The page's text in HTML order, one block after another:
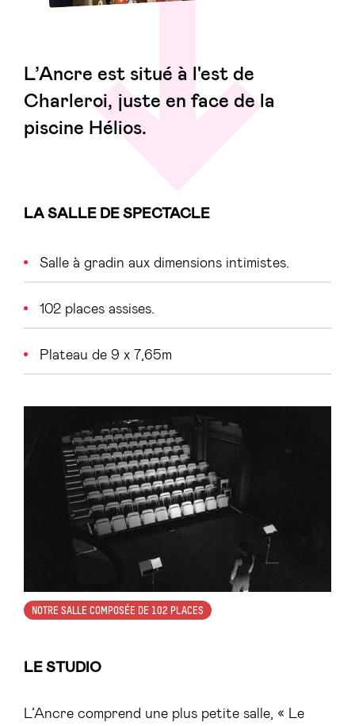
L’Ancre est situé à l'est de
Charleroi, juste en face de la
piscine Hélios.
LA SALLE DE SPECTACLE
Salle à gradin aux dimensions intimistes.
102 places assises.
Plateau de 9 x 7,65m
NOTRE SALLE COMPOSÉE DE 102 PLACES
LE STUDIO
L’Ancre comprend une plus petite salle, « Le